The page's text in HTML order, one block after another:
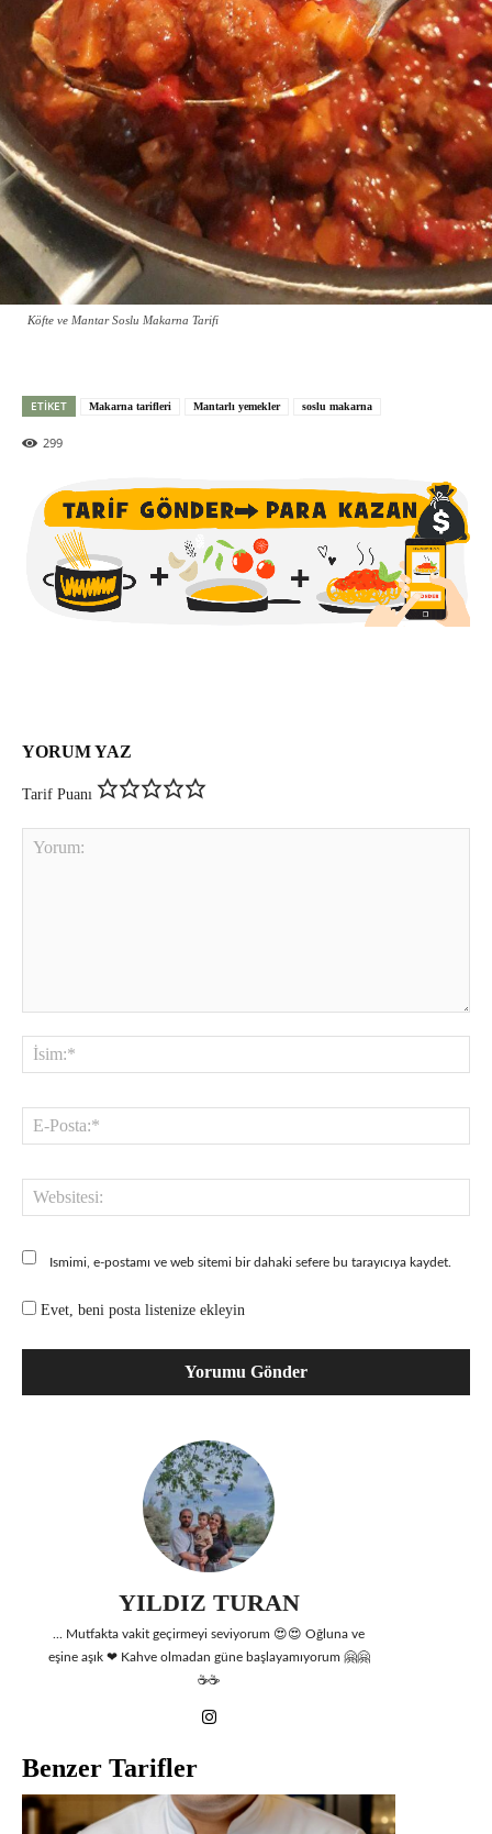
Köfte ve Mantar Soslu Makarna Tarifi
ETIKET Makarna tarifleri Mantarlı yemekler soslu makarna
299
YORUM YAZ
Tarif Puanı
Ismimi, e-postamı ve web sitemi bir dahaki sefere bu tarayıcıya kaydet.
Evet, beni posta listenize ekleyin
YILDIZ TURAN
... Mutfakta vakit geçirmeyi seviyorum 😍😍 Oğluna ve
eşine aşık ❤ Kahve olmadan güne başlayamıyorum 🤗🤗
☕☕
Benzer Tarifler